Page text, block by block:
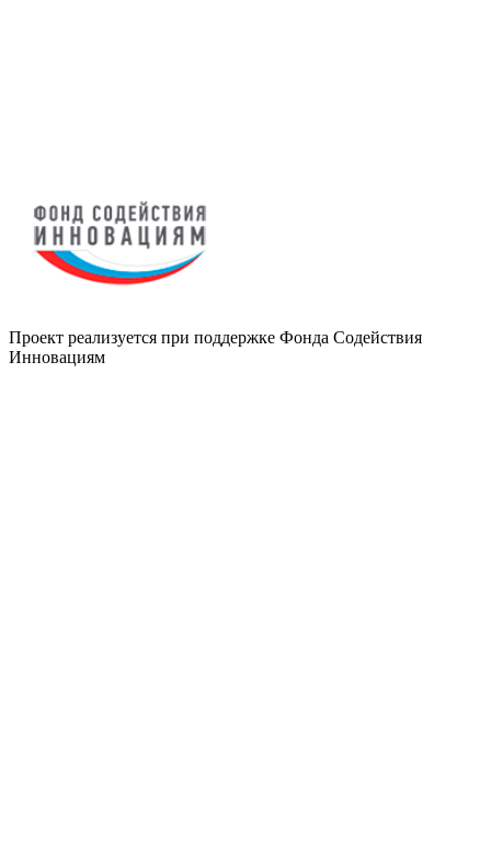
Проект реализуется при поддержке Фонда Содействия
Инновациям